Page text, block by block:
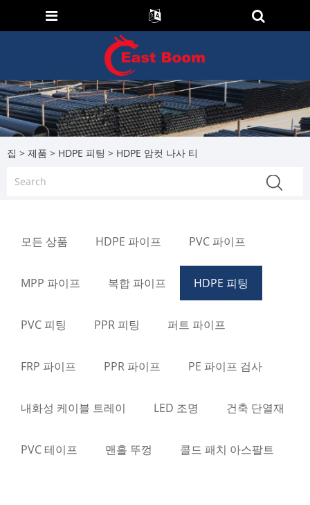
집 > 제품 > HDPE 피팅 > HDPE 암컷 나사 티
모든 상품 HDPE 파이프 PVC 파이프
MPP 파이프 복합 파이프 HDPE 피팅
PVC 피팅 PPR 피팅 퍼트 파이프
FRP 파이프 PPR 파이프 PE 파이프 검사
내화성 케이블 트레이 LED 조명 건축 단열재
PVC 테이프 맨홀 뚜껑 콜드 패치 아스팔트